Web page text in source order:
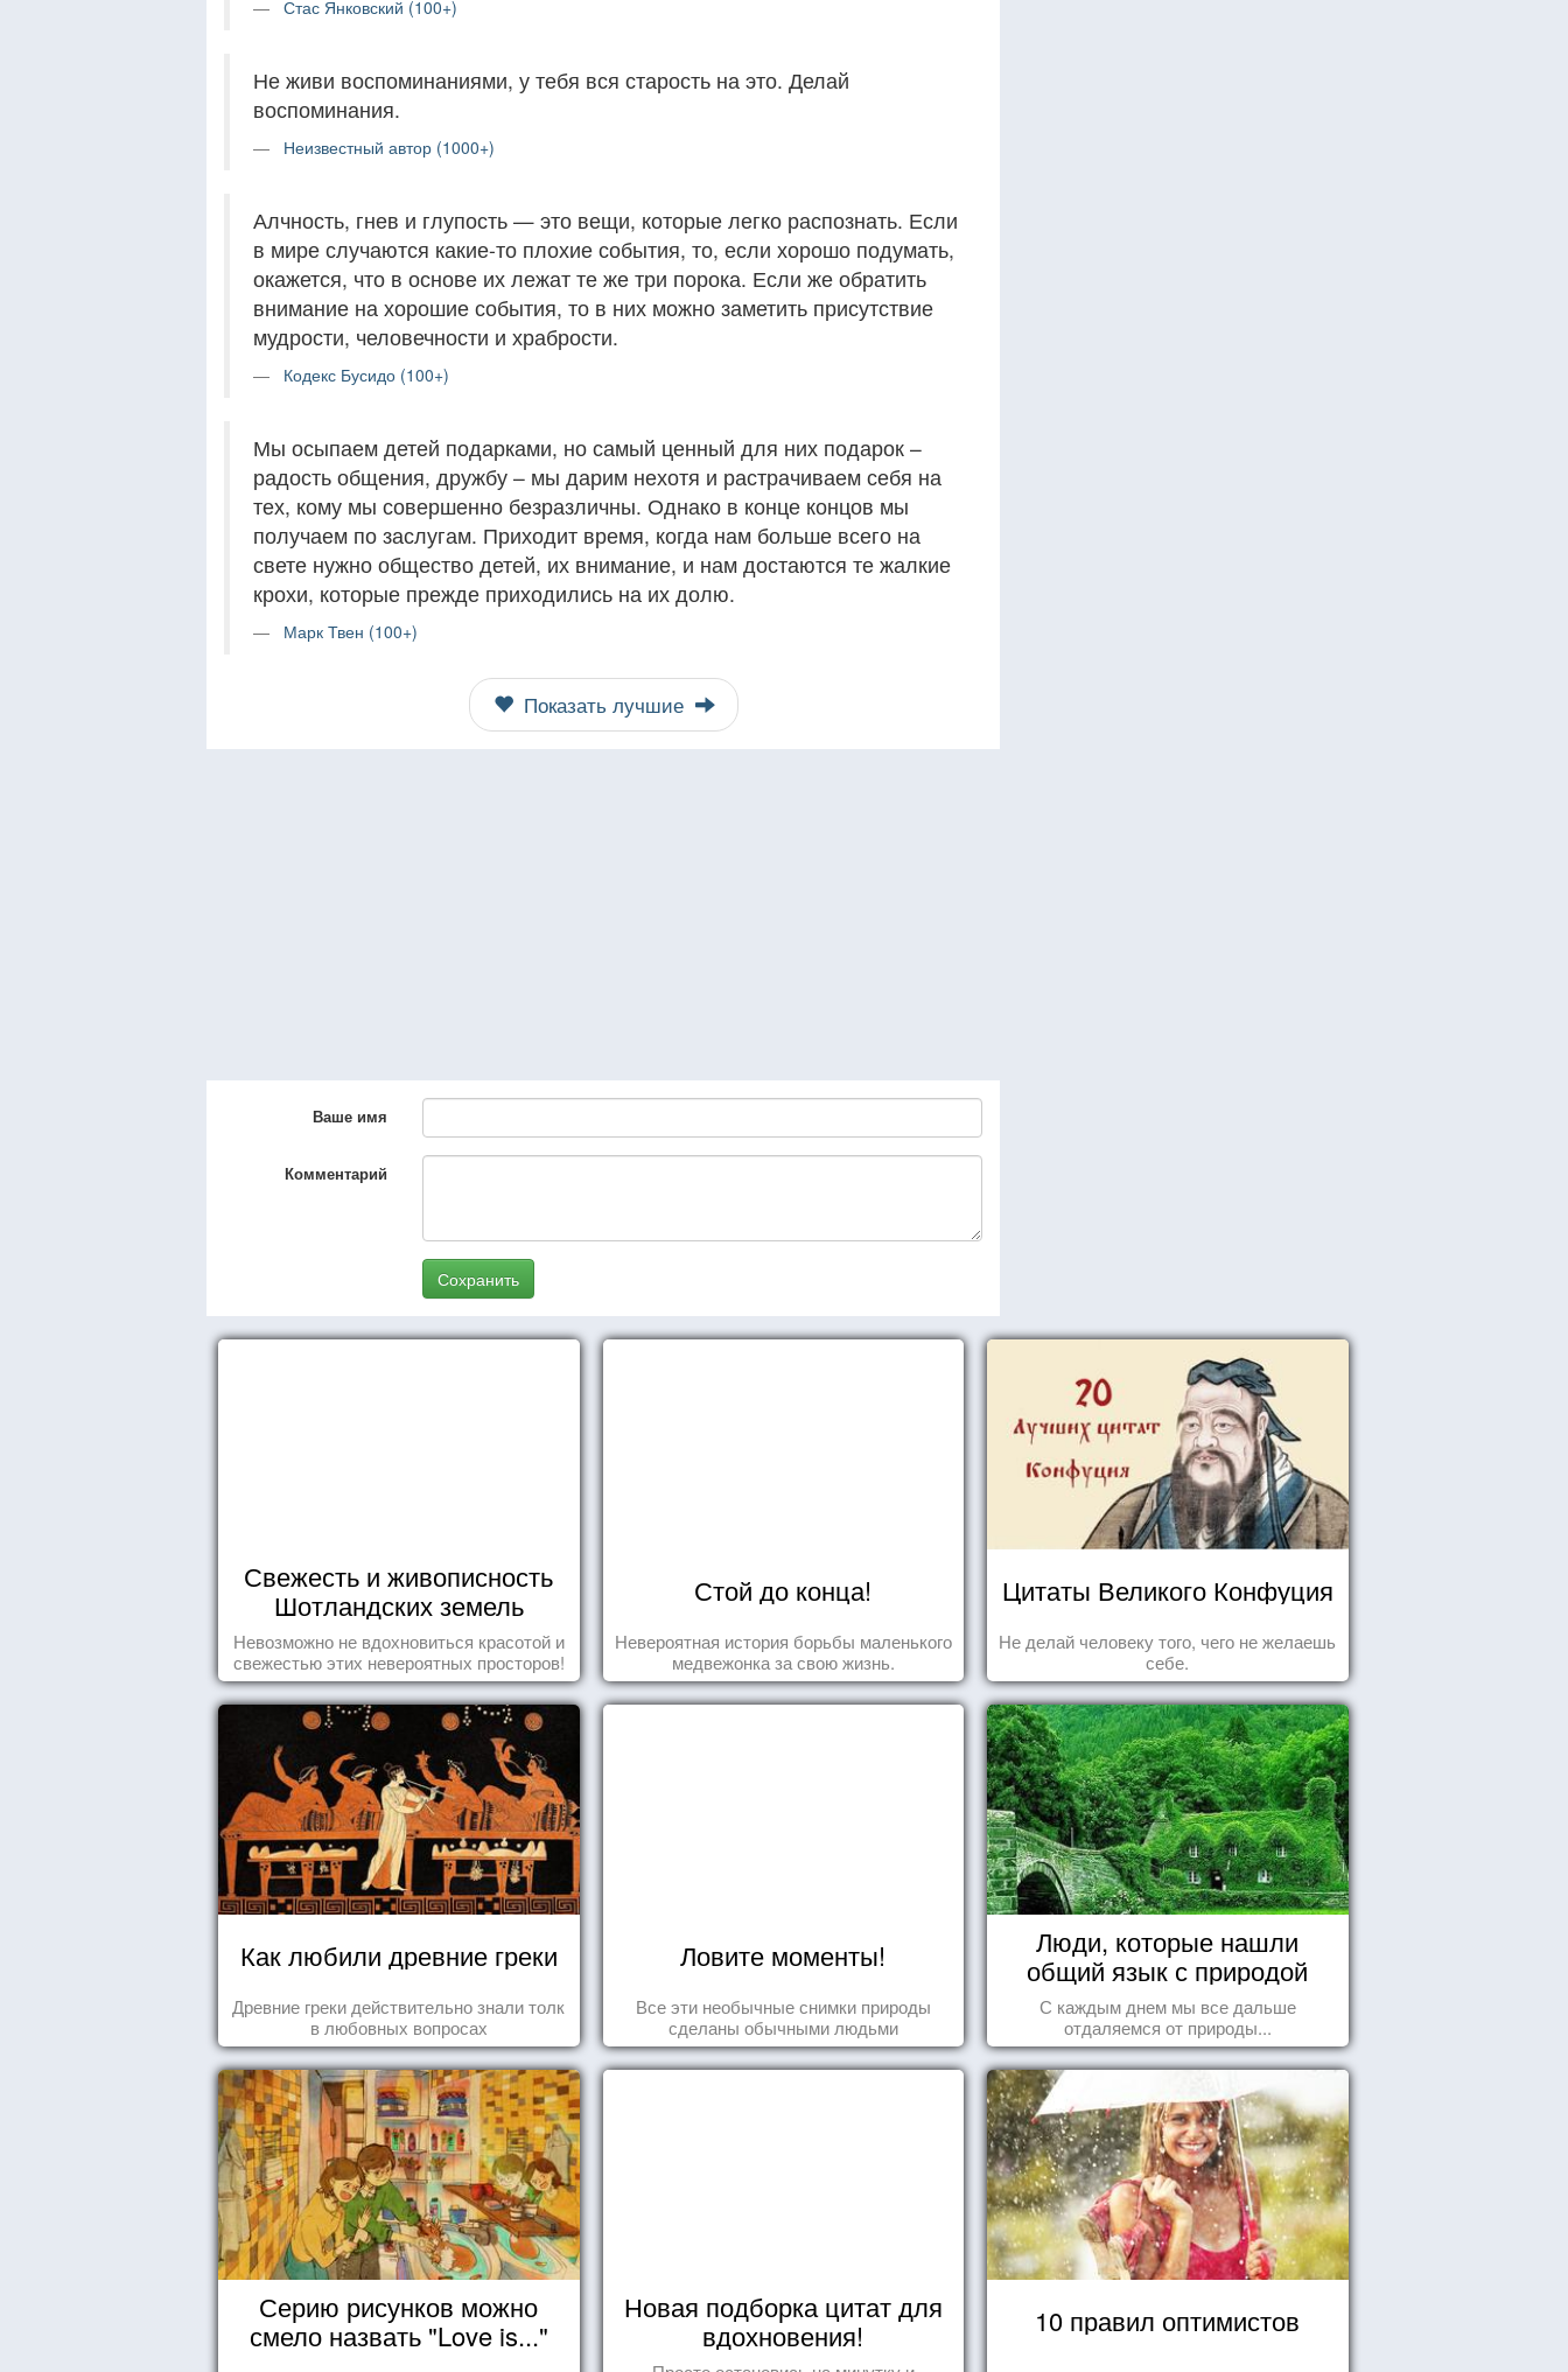
Стас Янковский (100+)
Не живи воспоминаниями, у тебя вся старость на это. Делай
воспоминания.
Неизвестный автор (1000+)
Алчность, гнев и глупость — это вещи, которые легко распознать. Если
в мире случаются какие-то плохие события, то, если хорошо подумать,
окажется, что в основе их лежат те же три порока. Если же обратить
внимание на хорошие события, то в них можно заметить присутствие
мудрости, человечности и храбрости.
Кодекс Бусидо (100+)
Мы осыпаем детей подарками, но самый ценный для них подарок –
радость общения, дружбу – мы дарим нехотя и растрачиваем себя на
тех, кому мы совершенно безразличны. Однако в конце концов мы
получаем по заслугам. Приходит время, когда нам больше всего на
свете нужно общество детей, их внимание, и нам достаются те жалкие
крохи, которые прежде приходились на их долю.
Марк Твен (100+)
Показать лучшие
Ваше имя
Комментарий
Сохранить
Свежесть и живописность
Шотландских земель
Невозможно не вдохновиться красотой и
свежестью этих невероятных просторов!
Стой до конца!
Невероятная история борьбы маленького
медвежонка за свою жизнь.
Цитаты Великого Конфуция
Не делай человеку того, чего не желаешь
себе.
Как любили древние греки
Древние греки действительно знали толк
в любовных вопросах
Ловите моменты!
Все эти необычные снимки природы
сделаны обычными людьми
Люди, которые нашли
общий язык с природой
С каждым днем мы все дальше
отдаляемся от природы...
Серию рисунков можно
смело назвать "Love is..."
Новая подборка цитат для
вдохновения!
10 правил оптимистов